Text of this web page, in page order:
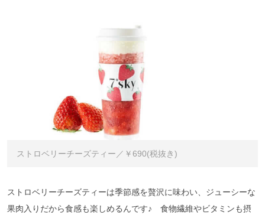
ストロベリーチーズティー／￥690(税抜き)
ストロベリーチーズティーは季節感を贅沢に味わい、ジューシーな
果肉入りだから食感も楽しめるんです♪ 食物繊維やビタミンも摂